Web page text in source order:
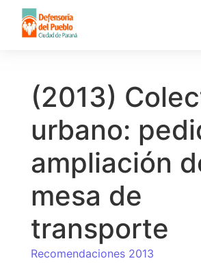
(2013)
urbano:
ampliación
mesa de
transporte
Recomendaciones 2013